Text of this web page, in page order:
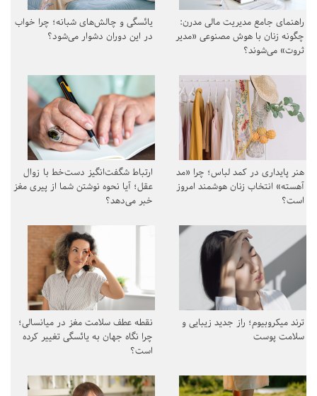
راهنمای جامع مدیریت مالی مدرن:
چگونه زنان با هوش مصنوعی «مدیر
ثروت» می‌شوند؟
یائسگی و چالش‌های شبانه؛ چرا خواب
در این دوران دشوار می‌شود؟
هنر پایداری در کمد لباس؛ چرا «مد
آهسته» انتخاب زنان هوشمند امروز
است؟
ارتباط شگفت‌انگیز دست‌خط با زوال
عقل؛ آیا نحوه نوشتن شما از پیری مغز
خبر می‌دهد؟
ترند میکروبیوم؛ راز جدید زیبایی و
سلامت پوست
نقطه عطف سلامت مغز در میانسالی؛
چرا نگاه جهان به یائسگی تغییر کرده
است؟